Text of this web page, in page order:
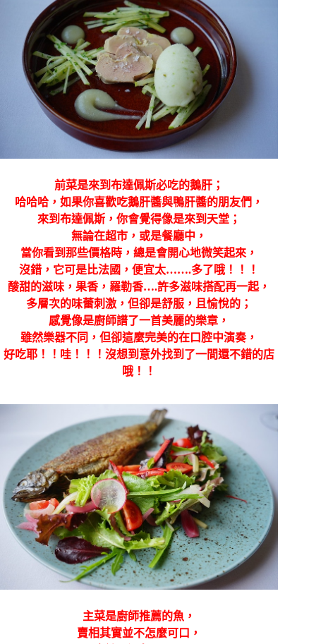
前菜是來到布達佩斯必吃的鵝肝；
哈哈哈，如果你喜歡吃鵝肝醬與鴨肝醬的朋友們，
來到布達佩斯，你會覺得像是來到天堂；
無論在超市，或是餐廳中，
當你看到那些價格時，總是會開心地微笑起來，
沒錯，它可是比法國，便宜太…….多了哦！！！
酸甜的滋味，果香，羅勒香….許多滋味搭配再一起，
多層次的味蕾刺激，但卻是舒服，且愉悅的；
感覺像是廚師譜了一首美麗的樂章，
雖然樂器不同，但卻這麼完美的在口腔中演奏，
好吃耶！！哇！！！沒想到意外找到了一間還不錯的店
哦！！
主菜是廚師推薦的魚，
賣相其實並不怎麼可口，